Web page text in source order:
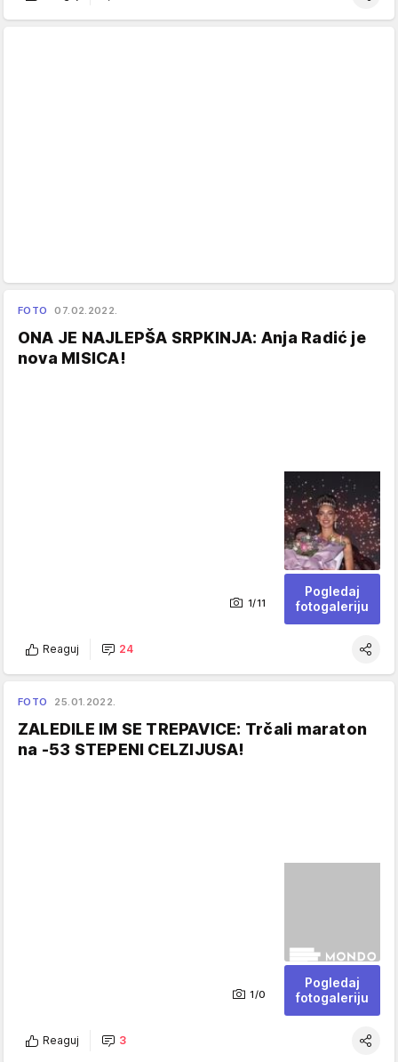
FOTO 07.02.2022.
ONA JE NAJLEPŠA SRPKINJA: Anja Radić je
nova MISICA!
1/11
Pogledaj
fotogaleriju
Reaguj 24
FOTO 25.01.2022.
ZALEDILE IM SE TREPAVICE: Trčali maraton
na -53 STEPENI CELZIJUSA!
1/0
Pogledaj
fotogaleriju
Reaguj 3